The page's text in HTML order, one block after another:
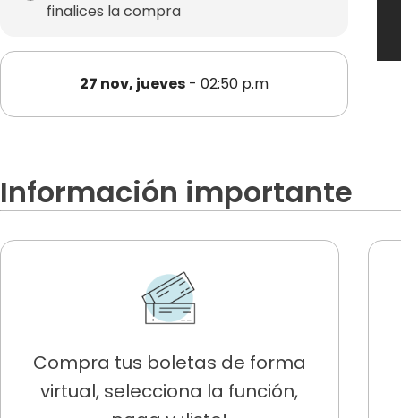
finalices la compra
27 nov, jueves - 02:50 p.m
Información importante
Compra tus boletas de forma
virtual, selecciona la función,